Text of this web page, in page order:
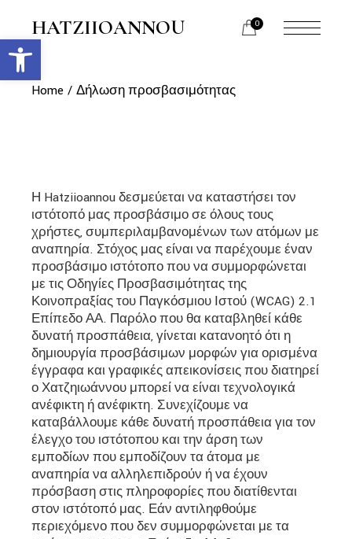
Ανοίξτε τη γραμμή εργαλείων
content
HATZIIOANNOU 0
menu
Home Δήλωση προσβασιμότητας
Η Hatziioannou δεσμεύεται να καταστήσει τον
ιστότοπό μας προσβάσιμο σε όλους τους
χρήστες, συμπεριλαμβανομένων των ατόμων με
αναπηρία. Στόχος μας είναι να παρέχουμε έναν
προσβάσιμο ιστότοπο που να συμμορφώνεται
με τις Οδηγίες Προσβασιμότητας της
Κοινοπραξίας του Παγκόσμιου Ιστού (WCAG) 2.1
Επίπεδο ΑΑ. Παρόλο που θα καταβληθεί κάθε
δυνατή προσπάθεια, γίνεται κατανοητό ότι η
δημιουργία προσβάσιμων μορφών για ορισμένα
έγγραφα και γραφικές απεικονίσεις που διατηρεί
ο Χατζηιωάννου μπορεί να είναι τεχνολογικά
ανέφικτη ή ανέφικτη. Συνεχίζουμε να
καταβάλλουμε κάθε δυνατή προσπάθεια για τον
έλεγχο του ιστότοπου και την άρση των
εμποδίων που εμποδίζουν τα άτομα με
αναπηρία να αλληλεπιδρούν ή να έχουν
πρόσβαση στις πληροφορίες που διατίθενται
στον ιστότοπό μας. Εάν αντιληφθούμε
περιεχόμενο που δεν συμμορφώνεται με τα